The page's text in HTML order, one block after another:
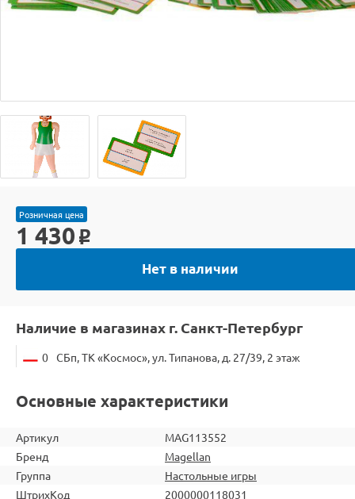
Розничная цена
1 430 o
Нет в наличии
Наличие в магазинах г. Санкт-Петербург
0 СБп, ТК «Космос», ул. Типанова, д. 27/39, 2 этаж
Основные характеристики
Артикул
MAG113552
Бренд
Magellan
Группа
Настольные игры
ШтрихКод
2000000118031